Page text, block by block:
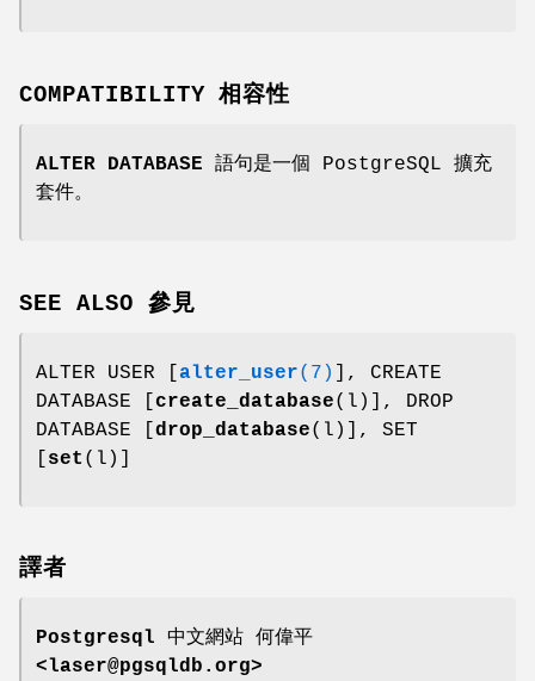
COMPATIBILITY 相容性
ALTER DATABASE 語句是一個 PostgreSQL 擴充
套件。
SEE ALSO 參見
ALTER USER [ alter_user(7)
], CREATE
DATABASE [ create_database(l)], DROP
DATABASE [ drop_database(l)], SET
set (l)]
譯者
Postgresql 中文網站 何偉平
<laser@pgsqldb.org>